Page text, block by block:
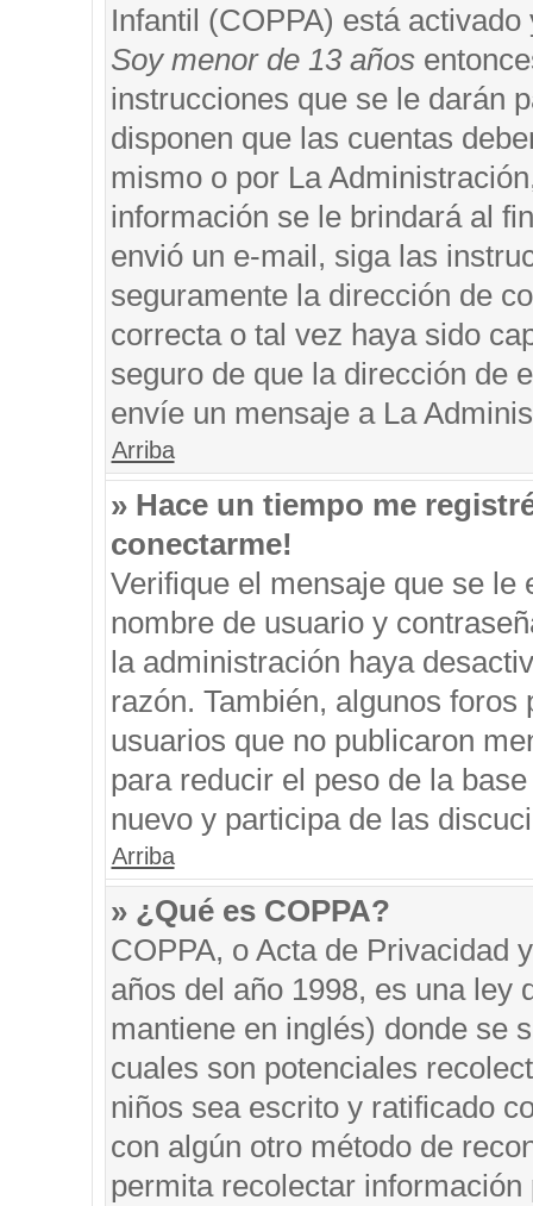
Infantil (COPPA) está
Soy menor de 13 años
instrucciones que se le darán
disponen que las cuentas
mismo o por La
información se le brindará al
envió un e-mail, siga las
seguramente la dirección de
correcta o tal vez haya sido
seguro de que la dirección de
envíe un mensaje a La
Arriba
» Hace un tiempo me
conectarme!
Verifique el mensaje que se
nombre de usuario y
la administración haya
razón. También, algunos
usuarios que no publicaron
para reducir el peso de la
nuevo y participa de las
Arriba
» ¿Qué es COPPA?
COPPA, o Acta de Privacidad
años del año 1998, es una ley
mantiene en inglés) donde se
cuales son potenciales
niños sea escrito y ratificado
con algún otro método de
permita recolectar